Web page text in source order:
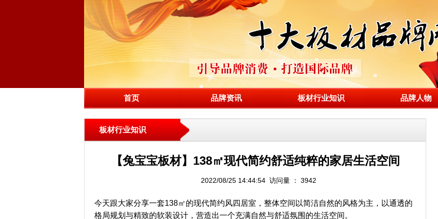
首页 品牌资讯 板材行业知识 品牌人物
板材行业知识
【兔宝宝板材】138㎡现代简约舒适纯粹的家居生活空间
2022/08/25 14:44:54 访问量 ： 3942
今天跟大家分享一套138㎡的现代简约风四居室，整体空间以简洁自然的风格为主，以通透的
格局规划与精致的软装设计，营造出一个充满自然与舒适氛围的生活空间。